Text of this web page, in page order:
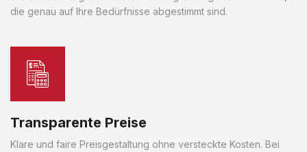
die genau auf Ihre Bedürfnisse abgestimmt sind.
Transparente Preise
Klare und faire Preisgestaltung ohne versteckte Kosten. Bei